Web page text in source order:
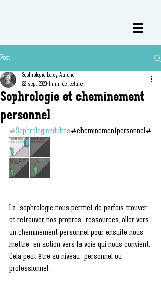
Post
Sophrologie et cheminement
personnel
Sophrologie Leroy Aurélie
22 sept. 2020 1 min de lecture
#Sophrologieadultes#cheminementpersonnel#
La  sophrologie nous permet de parfois trouver
et retrouver nos propres  ressources, aller vers
un cheminement personnel pour ensuite nous
mettre  en action vers la voie qui nous convient.
Cela peut être au niveau  personnel ou
professionnel.